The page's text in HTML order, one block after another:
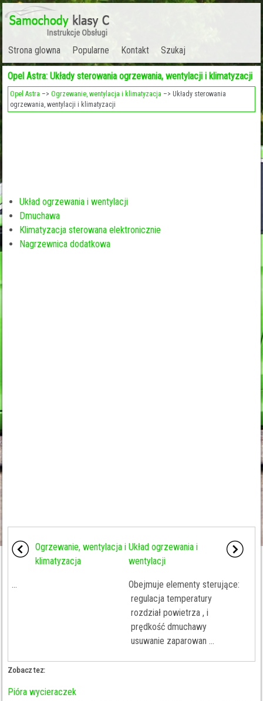
Strona glowna Popularne Kontakt Szukaj
Opel Astra: Układy sterowania ogrzewania, wentylacji i klimatyzacji
Opel Astra –>Ogrzewanie, wentylacja i klimatyzacja –> Układy sterowania
ogrzewania, wentylacji i klimatyzacji
Układ ogrzewania i wentylacji
Dmuchawa
Klimatyzacja sterowana elektronicznie
Nagrzewnica dodatkowa
Ogrzewanie, wentylacja i
klimatyzacja
...
Układ ogrzewania i
wentylacji
Obejmuje elementy sterujące:
regulacja temperatury
rozdział powietrza , i
prędkość dmuchawy
usuwanie zaparowan ...
Zobacz tez:
Pióra wycieraczek